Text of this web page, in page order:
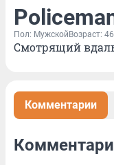
Пол: Мужской Возраст: 46
Смотрящий
Комментарии